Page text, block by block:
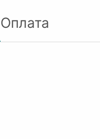
Оплата